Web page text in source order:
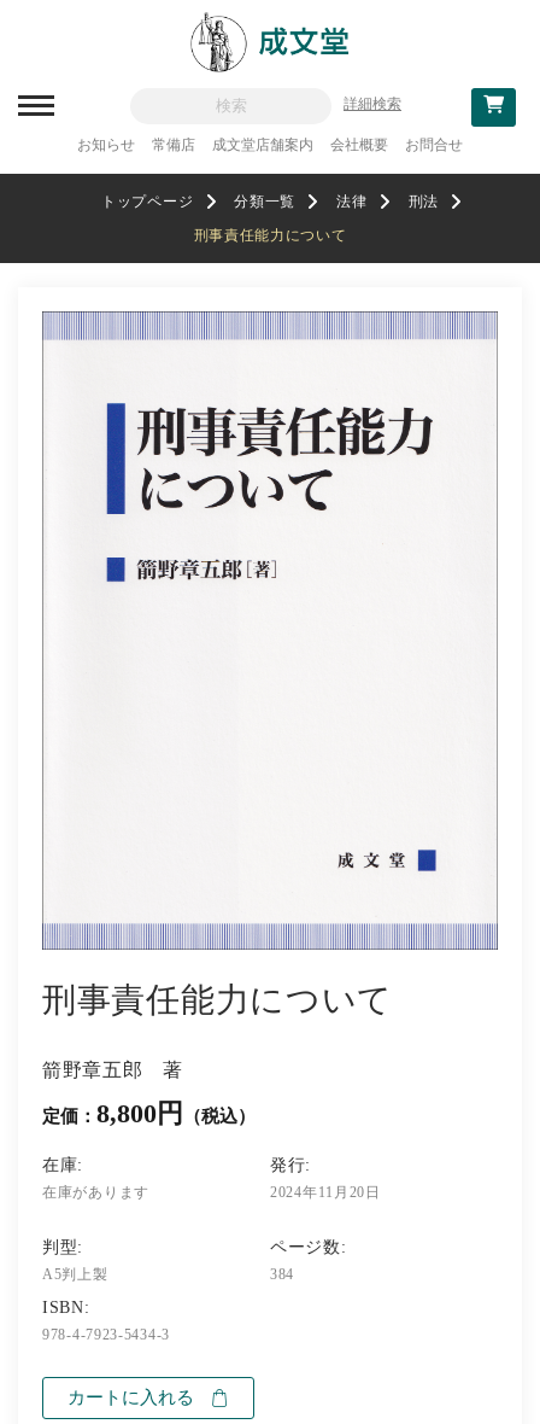
政治・経済・経営
お知らせ 常備店 成文堂店舗案内 会社概要 お問合せ
詳細検索
トップページ 分類一覧 法律
刑法
刑事責任能力について
刑事責任能力について
箭野章五郎 著
定価： 8,800円 （税込）
在庫:
在庫があります
発行:
2024年11月20日
判型:
A5判上製
ページ数:
384
ISBN:
978-4-7923-5434-3
カートに入れる